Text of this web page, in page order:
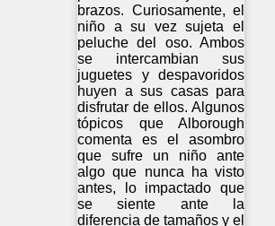
brazos. Curiosamente, el
niño a su vez sujeta el
peluche del oso. Ambos
se intercambian sus
juguetes y despavoridos
huyen a sus casas para
disfrutar de ellos. Algunos
tópicos que Alborough
comenta es el asombro
que sufre un niño ante
algo que nunca ha visto
antes, lo impactado que
se siente ante la
diferencia de tamaños y el